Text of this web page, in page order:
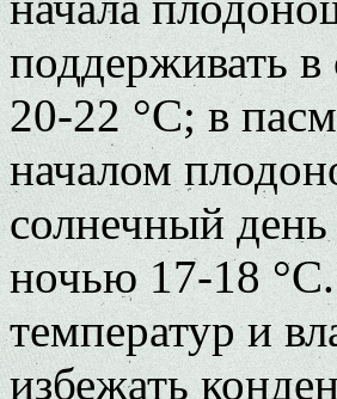
поддерживать
20-22 °C; в
началом
солнечный
ночью 17-18
температур и
избежать